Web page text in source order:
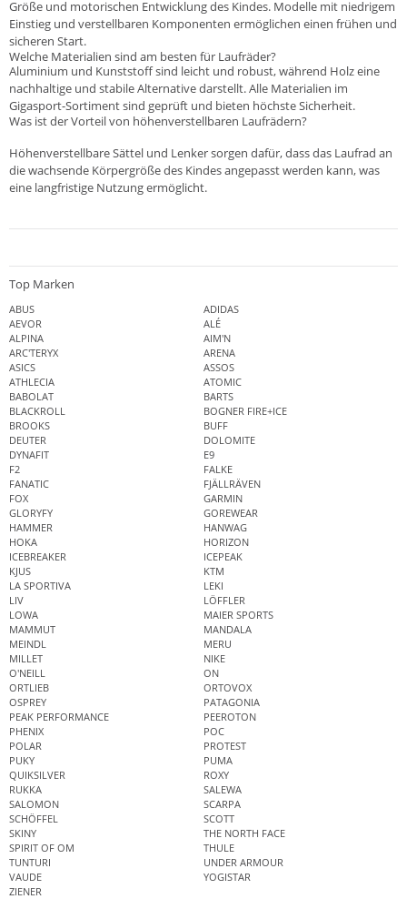
Größe und motorischen Entwicklung des Kindes. Modelle mit niedrigem
Einstieg und verstellbaren Komponenten ermöglichen einen frühen und
sicheren Start.
Welche Materialien sind am besten für Laufräder?
Aluminium und Kunststoff sind leicht und robust, während Holz eine
nachhaltige und stabile Alternative darstellt. Alle Materialien im
Gigasport-Sortiment sind geprüft und bieten höchste Sicherheit.
Was ist der Vorteil von höhenverstellbaren Laufrädern?
Höhenverstellbare Sättel und Lenker sorgen dafür, dass das Laufrad an
die wachsende Körpergröße des Kindes angepasst werden kann, was
eine langfristige Nutzung ermöglicht.
Top Marken
ABUS
ADIDAS
AEVOR
ALÉ
ALPINA
AIM'N
ARC'TERYX
ARENA
ASICS
ASSOS
ATHLECIA
ATOMIC
BABOLAT
BARTS
BLACKROLL
BOGNER FIRE+ICE
BROOKS
BUFF
DEUTER
DOLOMITE
DYNAFIT
E9
F2
FALKE
FANATIC
FJÄLLRÄVEN
FOX
GARMIN
GLORYFY
GOREWEAR
HAMMER
HANWAG
HOKA
HORIZON
ICEBREAKER
ICEPEAK
KJUS
KTM
LA SPORTIVA
LEKI
LIV
LÖFFLER
LOWA
MAIER SPORTS
MAMMUT
MANDALA
MEINDL
MERU
MILLET
NIKE
O'NEILL
ON
ORTLIEB
ORTOVOX
OSPREY
PATAGONIA
PEAK PERFORMANCE
PEEROTON
PHENIX
POC
POLAR
PROTEST
PUKY
PUMA
QUIKSILVER
ROXY
RUKKA
SALEWA
SALOMON
SCARPA
SCHÖFFEL
SCOTT
SKINY
THE NORTH FACE
SPIRIT OF OM
THULE
TUNTURI
UNDER ARMOUR
VAUDE
YOGISTAR
ZIENER